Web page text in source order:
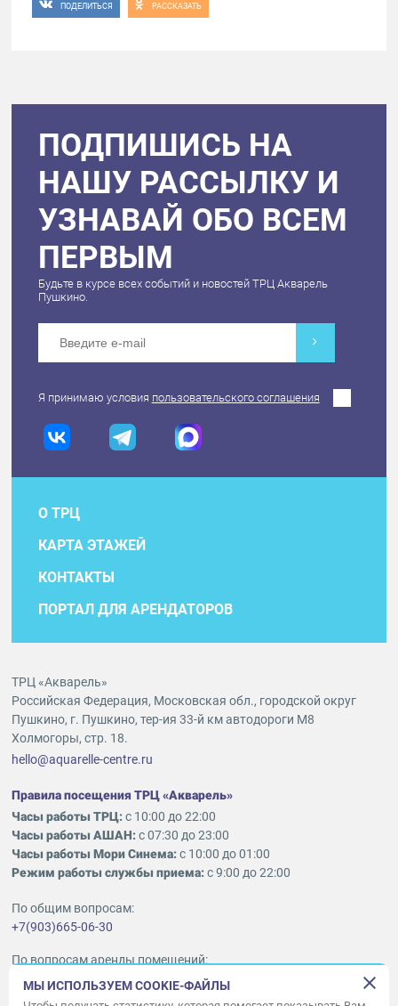
ПОДЕЛИТЬСЯ РАССКАЗАТЬ
ПОДПИШИСЬ НА
НАШУ РАССЫЛКУ И
УЗНАВАЙ ОБО ВСЕМ
ПЕРВЫМ
Будьте в курсе всех событий и новостей ТРЦ Акварель
Пушкино.
Я принимаю условия пользовательского соглашения
О ТРЦ
КАРТА ЭТАЖЕЙ
КОНТАКТЫ
ПОРТАЛ ДЛЯ АРЕНДАТОРОВ
ТРЦ «Акварель»
Российская Федерация, Московская обл., городской округ
Пушкино, г. Пушкино, тер-ия 33-й км автодороги М8
Холмогоры, стр. 18.
hello@aquarelle-centre.ru
Правила посещения ТРЦ «Акварель»
Часы работы ТРЦ:с 10:00 до 22:00
Часы работы АШАН:с 07:30 до 23:00
Часы работы Мори Синема:с 10:00 до 01:00
Режим работы службы приема:с 9:00 до 22:00
По общим вопросам:
+7(903)665-06-30
По вопросам аренды помещений:
ukleykina@nhood.com
+7(903)665-98-78
МЫ ИСПОЛЬЗУЕМ COOKIE-ФАЙЛЫ